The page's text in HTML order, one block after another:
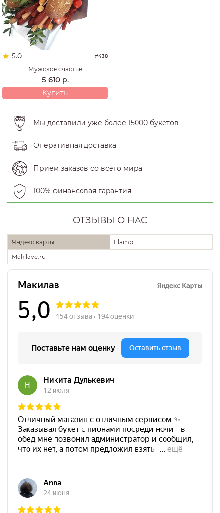
5.0 #438
Мужское счастье
5 610 р.
Купить
Мы доставили уже более 15000 букетов
Оперативная доставка
Прием заказов со всего мира
100% финансовая гарантия
ОТЗЫВЫ О НАС
Яндекс карты
Flamp
Makilove.ru